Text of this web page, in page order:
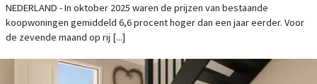
NEDERLAND - In oktober 2025 waren de prijzen van bestaande
koopwoningen gemiddeld 6,6 procent hoger dan een jaar eerder. Voor
de zevende maand op rij [...]